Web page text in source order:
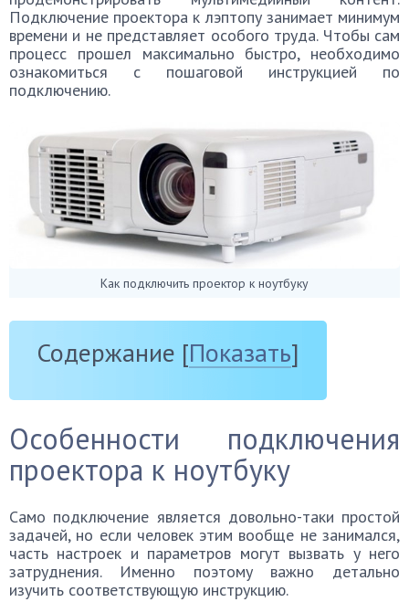
Подключение проектора к лэптопу занимает минимум
времени и не представляет особого труда. Чтобы сам
процесс прошел максимально быстро, необходимо
ознакомиться с пошаговой инструкцией по
подключению.
Как подключить проектор к ноутбуку
Содержание [Показать]
Особенности подключения
проектора к ноутбуку
Само подключение является довольно-таки простой
задачей, но если человек этим вообще не занимался,
часть настроек и параметров могут вызвать у него
затруднения. Именно поэтому важно детально
изучить соответствующую инструкцию.